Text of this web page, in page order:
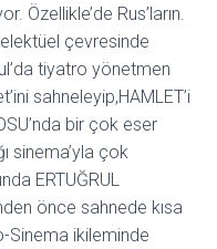
Özellikle’de Rus’ların.
çevresinde
tiyatro yönetmen
sahneleyip,HAMLET’i
bir çok eser
sinema’yla çok
ERTUĞRUL
önce sahnede kısa
Sinema ikileminde